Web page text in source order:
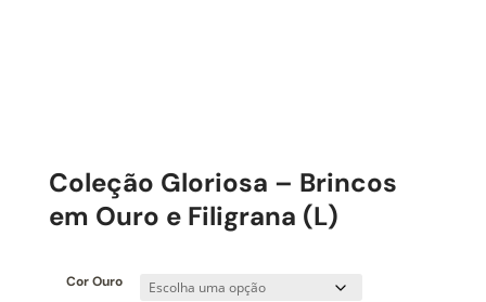
Coleção Gloriosa – Brincos
em Ouro e Filigrana (L)
Cor Ouro